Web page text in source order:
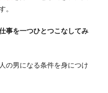
。
事を一つひとつこなしてみ
の男になる条件を身につけ